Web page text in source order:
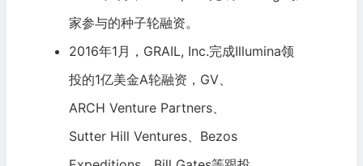
家参与的种子轮融资。
2016年1月，GRAIL, Inc.完成Illumina领
投的1亿美金A轮融资， GV、
ARCH Venture Partners、
Sutter Hill Ventures、Bezos